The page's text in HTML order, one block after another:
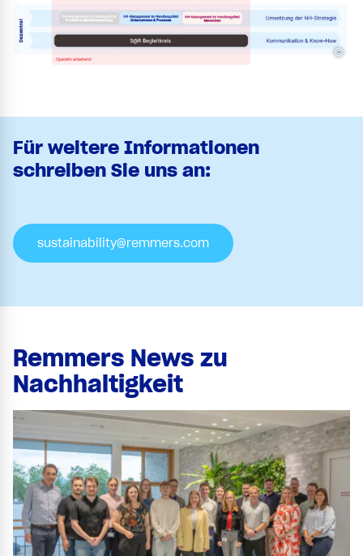
©
Für weitere Informationen
schreiben Sie uns an:
sustainability@remmers.com
Remmers News zu
Nachhaltigkeit